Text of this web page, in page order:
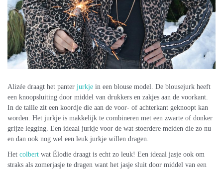
Alizée draagt het panter jurkje in een blouse model. De blousejurk heeft
een knoopsluiting door middel van drukkers en zakjes aan de voorkant.
In de taille zit een koordje die aan de voor- of achterkant geknoopt kan
worden. Het jurkje is makkelijk te combineren met een zwarte of donker
grijze legging. Een ideaal jurkje voor de wat stoerdere meiden die zo nu
en dan ook nog wel een leuk jurkje willen dragen.
Het colbert wat Élodie draagt is echt zo leuk! Een ideaal jasje ook om
straks als zomerjasje te dragen want het jasje sluit door middel van een